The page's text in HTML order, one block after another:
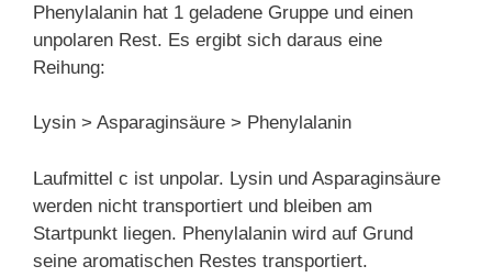
Phenylalanin hat 1 geladene Gruppe und einen
unpolaren Rest. Es ergibt sich daraus eine
Reihung:
Lysin > Asparaginsäure > Phenylalanin
Laufmittel c ist unpolar. Lysin und Asparaginsäure
werden nicht transportiert und bleiben am
Startpunkt liegen. Phenylalanin wird auf Grund
seine aromatischen Restes transportiert.